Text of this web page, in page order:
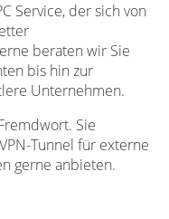
Service, der sich von
beraten wir Sie
bis hin zur
Unternehmen.
Sie
Tunnel für externe
gerne anbieten.